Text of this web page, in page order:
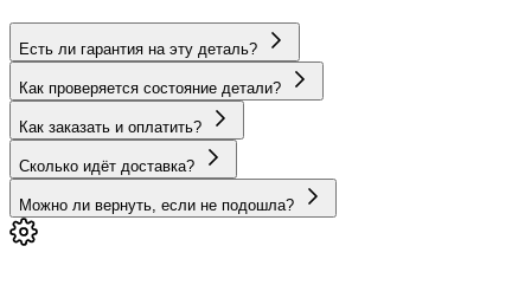
Есть ли гарантия на эту деталь?
Как проверяется состояние детали?
Как заказать и оплатить?
Сколько идёт доставка?
Можно ли вернуть, если не подошла?